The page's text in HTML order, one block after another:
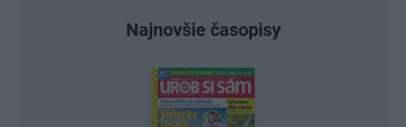
Najnovšie časopisy